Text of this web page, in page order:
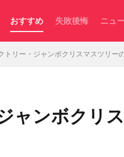
おすすめ 失敗後悔 ニュ
トリー・ジャンボクリスマスツリー
ャンボクリ